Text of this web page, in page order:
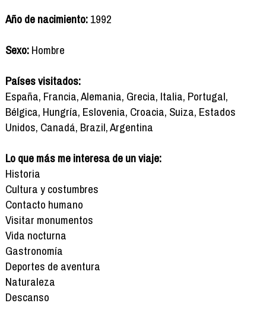
Año de nacimiento:1992
Sexo:Hombre
Países visitados:
España, Francia, Alemania, Grecia, Italia, Portugal,
Bélgica, Hungría, Eslovenia, Croacia, Suiza, Estados
Unidos, Canadá, Brazil, Argentina
Lo que más me interesa de un viaje:
Historia
Cultura y costumbres
Contacto humano
Visitar monumentos
Vida nocturna
Gastronomía
Deportes de aventura
Naturaleza
Descanso